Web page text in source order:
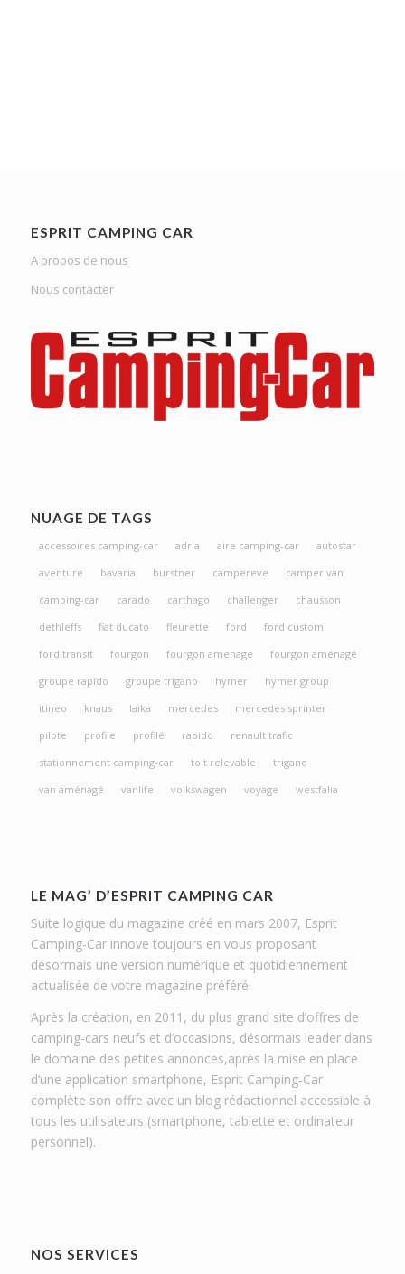
ESPRIT CAMPING CAR
A propos de nous
Nous contacter
NUAGE DE TAGS
accessoires camping-car adria aire camping-car
autostar
aventure
bavaria burstner campereve
camper van
camping-car
carado carthago challenger
chausson
dethleffs
fiat ducato fleurette ford
ford custom
ford transit
fourgon fourgon amenage
fourgon aménagé
groupe rapido
groupe trigano hymer
hymer group
itineo
knaus laika mercedes
mercedes sprinter
pilote
profile profilé rapido
renault trafic
stationnement camping-car
toit relevable
trigano
van aménagé
vanlife volkswagen voyage westfalia
LE MAG’ D’ESPRIT CAMPING CAR
Suite logique du magazine créé en mars 2007, Esprit
Camping-Car innove toujours en vous proposant
désormais une version numérique et quotidiennement
actualisée de votre magazine préféré.
Après la création, en 2011, du plus grand site d’offres de
camping-cars neufs et d’occasions, désormais leader dans
le domaine des petites annonces,après la mise en place
d’une application smartphone, Esprit Camping-Car
complète son offre avec un blog rédactionnel accessible à
tous les utilisateurs (smartphone, tablette et ordinateur
personnel).
NOS SERVICES